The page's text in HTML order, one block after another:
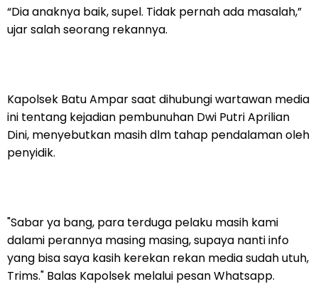
“Dia anaknya baik, supel. Tidak pernah ada masalah,”
ujar salah seorang rekannya.
Kapolsek Batu Ampar saat dihubungi wartawan media
ini tentang kejadian pembunuhan Dwi Putri Aprilian
Dini, menyebutkan masih dlm tahap pendalaman oleh
penyidik.
"Sabar ya bang, para terduga pelaku masih kami
dalami perannya masing masing, supaya nanti info
yang bisa saya kasih kerekan rekan media sudah utuh,
Trims." Balas Kapolsek melalui pesan Whatsapp.